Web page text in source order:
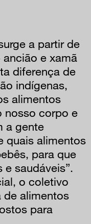
a partir de
e xamã
diferença de
indígenas,
alimentos
nosso corpo e
a gente
quais alimentos
para que
saudáveis”.
o coletivo
de alimentos
para